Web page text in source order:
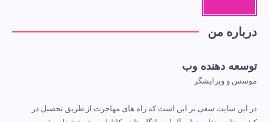
درباره من
توسعه دهنده وب
موسس و ویرایشگر
در این سایت سعی بر این است که راه های مهاجرت از طریق تحصیل در